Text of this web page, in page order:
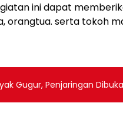
ini dapat
orangtua. serta tokoh
Gugur, Penjaringan